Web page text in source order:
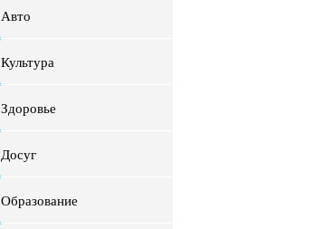
Авто
Культура
Здоровье
Досуг
Образование